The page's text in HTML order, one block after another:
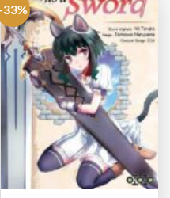
33%
Ajouter
à la
wishlist